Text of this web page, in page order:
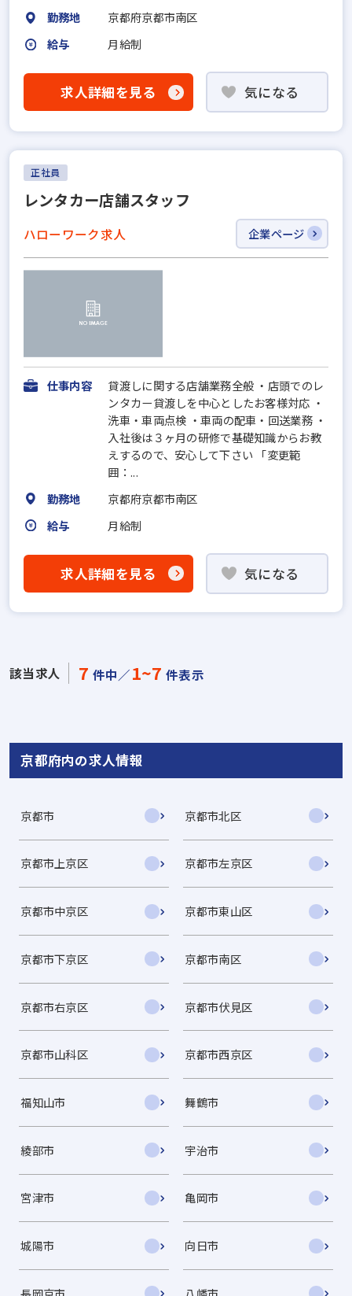
勤務地
京都府京都市南区
給与
月給制
求人詳細を見る 気になる
正社員
レンタカー店舗スタッフ
ハローワーク求人 企業ページ
仕事内容
貸渡しに関する店舗業務全般 ・店頭でのレ
ンタカー貸渡しを中心としたお客様対応 ・
洗車・車両点検 ・車両の配車・回送業務 ・
入社後は３ヶ月の研修で基礎知識からお教
えするので、安心して下さい 「変更範
囲：...
勤務地
京都府京都市南区
給与
月給制
求人詳細を見る 気になる
該当求人 7 件中／1~7 件表示
京都府内の求人情報
京都市 京都市北区
京都市上京区 京都市左京区
京都市中京区 京都市東山区
京都市下京区 京都市南区
京都市右京区 京都市伏見区
京都市山科区 京都市西京区
福知山市 舞鶴市
綾部市 宇治市
宮津市 亀岡市
城陽市 向日市